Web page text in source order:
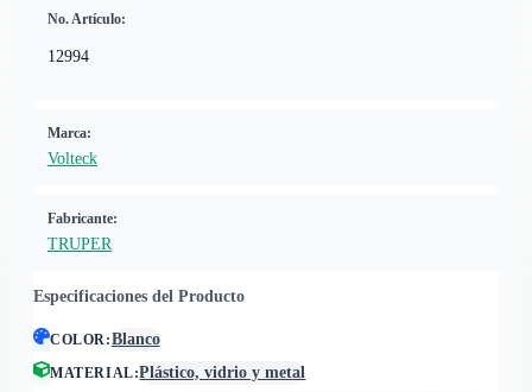
No. Artículo:
12994
Marca:
Volteck
Fabricante:
TRUPER
Especificaciones del Producto
COLOR:Blanco
MATERIAL:Plástico, vidrio y metal